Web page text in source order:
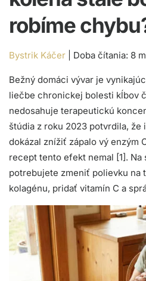
robíme
Bystrik Káčer
Bežný domáci vývar je
liečbe chronickej bolesti kĺbov
nedosahuje terapeutickú
štúdia z roku 2023 potvrdila, že
dokázal znížiť zápalo vý enzým
recept tento efekt nemal [1].
potrebujete zmeniť polievku na
kolagénu, pridať vitamín C a